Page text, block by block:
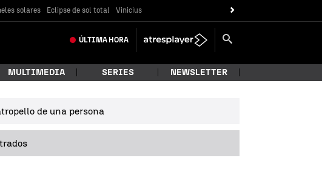
solares Eclipse de sol total Vinicius
ÚLTIMA HORA
MULTIMEDIA SERIES NEWSLETTER
de una persona